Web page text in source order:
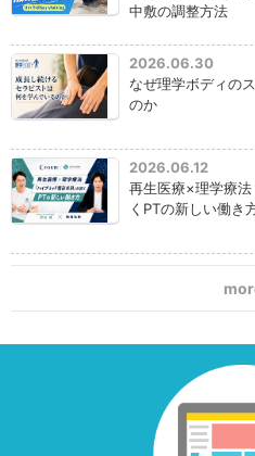
中敷の調整方法
2026.06.30
なぜ理学ボディの
のか
2026.06.12
再生医療×理学療
くPTの新しい働き